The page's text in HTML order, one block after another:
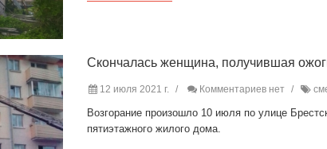
Скончалась женщина, получившая
12 июля 2021 г. Комментариев нет
Возгорание произошло 10 июля по улице
пятиэтажного жилого дома.